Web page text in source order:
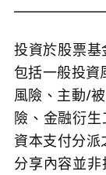
投資於股票
包括一般投資
風險、主動/
險、金融衍
資本支付分派
分享內容並